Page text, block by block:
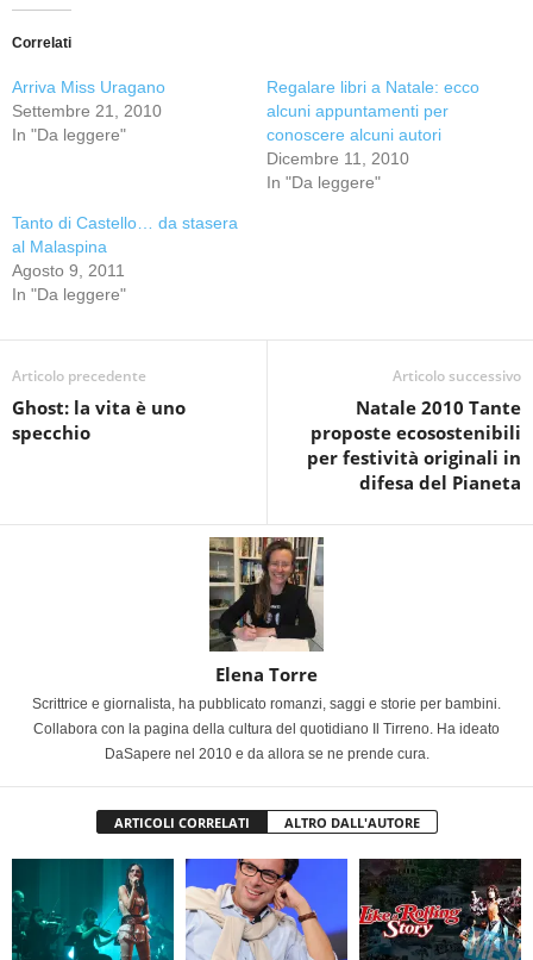
Correlati
Arriva Miss Uragano
Settembre 21, 2010
In "Da leggere"
Regalare libri a Natale: ecco
alcuni appuntamenti per
conoscere alcuni autori
Dicembre 11, 2010
In "Da leggere"
Tanto di Castello… da stasera
al Malaspina
Agosto 9, 2011
In "Da leggere"
Articolo precedente
Ghost: la vita è uno
specchio
Articolo successivo
Natale 2010 Tante
proposte ecosostenibili
per festività originali in
difesa del Pianeta
Elena Torre
Scrittrice e giornalista, ha pubblicato romanzi, saggi e storie per bambini.
Collabora con la pagina della cultura del quotidiano Il Tirreno. Ha ideato
DaSapere nel 2010 e da allora se ne prende cura.
ARTICOLI CORRELATI ALTRO DALL'AUTORE